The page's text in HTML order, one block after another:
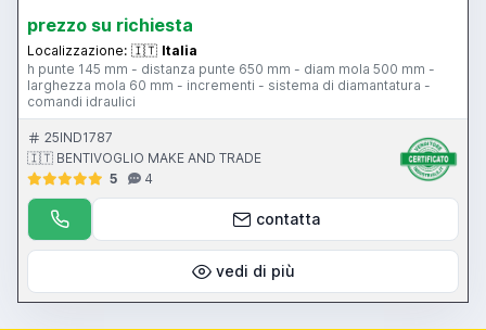
prezzo su richiesta
Localizzazione: 🇮🇹 Italia
h punte 145 mm - distanza punte 650 mm - diam mola 500 mm -
larghezza mola 60 mm - incrementi - sistema di diamantatura -
comandi idraulici
25IND1787
🇮🇹 BENTIVOGLIO MAKE AND TRADE
5
4
contatta
vedi di più